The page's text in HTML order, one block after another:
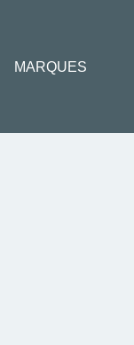
MARQUES